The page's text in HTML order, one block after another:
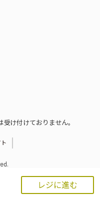
レジに進む
け付けておりません。
ト